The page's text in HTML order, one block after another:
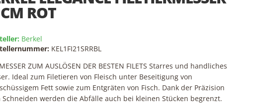
ROT
Berkel
KEL1FI21SRRBL
ZUM AUSLÖSEN DER BESTEN FILETS Starres und handliches
Ideal zum Filetieren von Fleisch unter Beseitigung von
Fett sowie zum Entgräten von Fisch. Dank der Präzision
Schneiden werden die Abfälle auch bei kleinen Stücken begrenzt.